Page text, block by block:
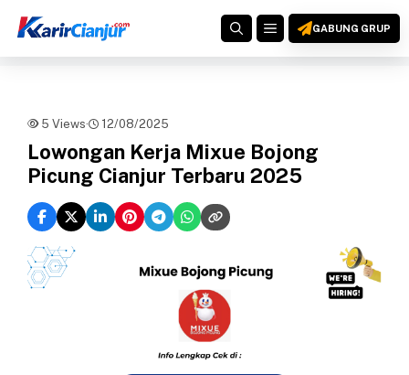
MENUGABUNG GRUP
5 Views· 12/08/2025
Lowongan Kerja Mixue Bojong
Picung Cianjur Terbaru 2025